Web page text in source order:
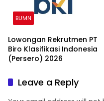
BUMN
Lowongan Rekrutmen PT
Biro Klasifikasi Indonesia
(Persero) 2026
Leave a Reply